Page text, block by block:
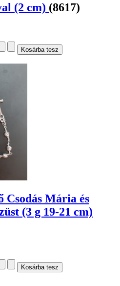
(2 cm) (8617)
Csodás Mária és
(3 g 19-21 cm)